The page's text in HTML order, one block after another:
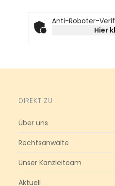
Anti-Roboter-
Hier
DIREKT ZU
Über uns
Rechtsanwälte
Unser Kanzleiteam
Aktuell